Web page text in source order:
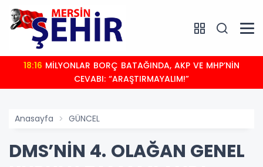
18:16
CEVABI: “ARAŞTIRMAYALIM!”
Anasayfa GÜNCEL
DMS’NİN 4. OLAĞAN GENEL